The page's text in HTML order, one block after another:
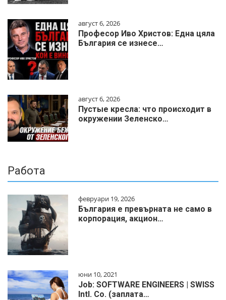
август 6, 2026
Професор Иво Христов: Една цяла
България се изнесе…
август 6, 2026
Пустые кресла: что происходит в
окружении Зеленско…
Работа
февруари 19, 2026
България е превърната не само в
корпорация, акцион…
юни 10, 2021
Job: SOFTWARE ENGINEERS | SWISS
Intl. Co. (заплата…